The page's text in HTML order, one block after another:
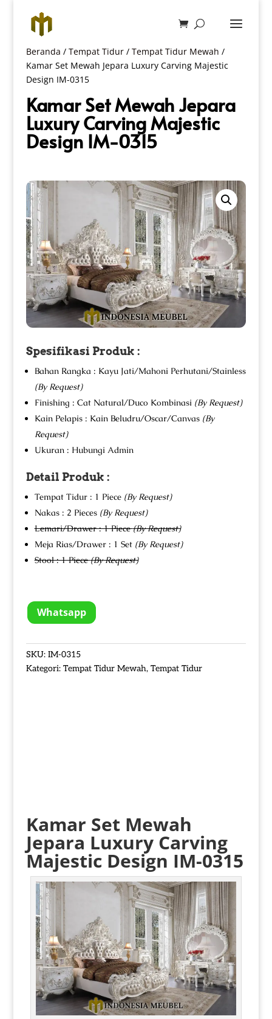
Beranda / Tempat Tidur/ Tempat Tidur Mewah /
Kamar Set Mewah Jepara Luxury Carving Majestic
Design IM-0315
Kamar Set Mewah Jepara
Luxury Carving Majestic
Design IM-0315
Spesifikasi Produk :
Bahan Rangka : Kayu Jati/Mahoni Perhutani/Stainless
(By Request)
Finishing : Cat Natural/Duco Kombinasi (By Request)
Kain Pelapis : Kain Beludru/Oscar/Canvas (By
Request)
Ukuran : Hubungi Admin
Detail Produk :
Tempat Tidur : 1 Piece (By Request)
Nakas : 2 Pieces (By Request)
Lemari/Drawer : 1 Piece(By Request)
Meja Rias/Drawer : 1 Set (By Request)
Stool : 1 Piece(By Request)
Whatsapp
SKU: IM-0315
Kategori: Tempat Tidur Mewah, Tempat Tidur
Kamar Set Mewah
Jepara Luxury Carving
Majestic Design IM-0315